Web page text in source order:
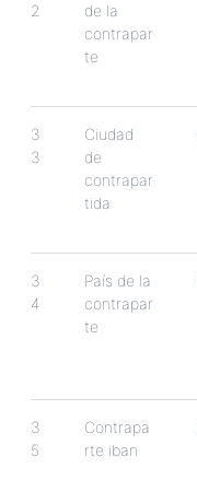
2
de la
contrapar
te
3
3
Ciudad
de
contrapar
tida
3
4
País de la
contrapar
te
3
5
Contrapa
rte iban